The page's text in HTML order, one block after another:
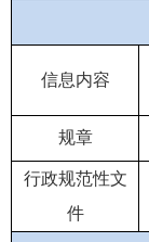
信息内容
规章
行政规范性文
件